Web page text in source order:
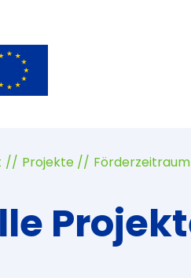
Projekte Förderzeitraum